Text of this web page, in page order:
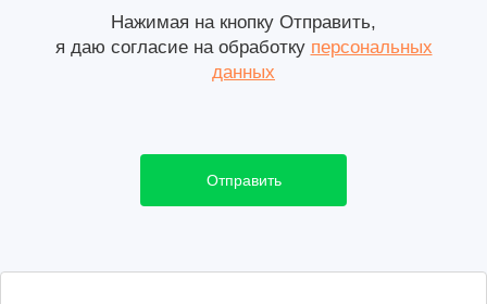
Нажимая на кнопку Отправить,
я даю согласие на обработку персональных
данных
Отправить